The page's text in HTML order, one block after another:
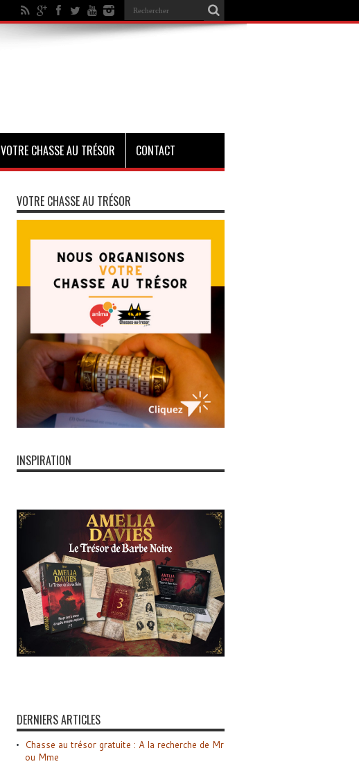
VOTRE CHASSE AU TRÉSOR CONTACT
VOTRE CHASSE AU TRÉSOR
INSPIRATION
DERNIERS ARTICLES
Chasse au trésor gratuite : A la recherche de Mr
ou Mme